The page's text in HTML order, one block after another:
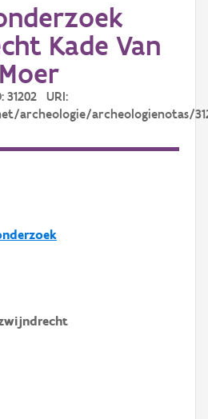
Kade Van
Moer
31202 URI:
archeologie/archeologienotas/